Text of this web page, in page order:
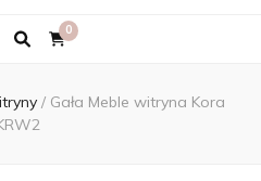
0
/ Gała Meble witryna Kora